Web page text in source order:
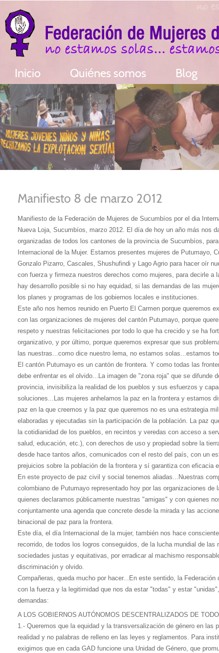
Inicio Quiénes somos Blog
Manifiesto 8 de marzo 2012
Manifiesto de la Federación de Mujeres de Sucumbíos por el dia
Nueva Loja, Sucumbíos, marzo 2012. El día de hoy un año más nos
organizadas de todos los cantones de la provincia de Sucumbíos,
Internacional de la Mujer. Estamos presentes mujeres de Putumayo,
Gonzalo Pizarro, Cascales, Shushufindi y Lago Agrio para hacer oír
con fuerza y firmeza nuestros derechos como mujeres, para decirle a
hay desarrollo posible si no hay equidad, si las demandas de las
los planes y programas de los gobiernos locales e instituciones.
Este año nos hemos reunido en Puerto El Carmen porque queremos
con las organizaciones de mujeres del cantón Putumayo, porque
respeto y nuestras felicitaciones por todo lo que ha crecido y se ha
organizativo, y por último, porque queremos expresar que sus
las nuestras...como dice nuestro lema, no estamos solas...estamos
El cantón Putumayo es un cantón de frontera. Y como todas las
debe enfrentar es el olvido...La imagen de "zona roja" que se difunde
provincia, invisibiliza la realidad de los pueblos y sus esfuerzos y
soluciones...Las mujeres anhelamos la paz en la frontera y estamos
paz en la que creemos y la paz que queremos no es una estrategia
elaboradas y ejecutadas sin la participación de la población. La paz
la cotidianidad de los pueblos, en recintos y veredas con acceso a
salud, educación, etc.), con derechos de uso y propiedad sobre la
desde hace tantos años, comunicados con el resto del país, con un
prejuicios sobre la población de la frontera y sí garantiza con eficacia
En este proyecto de paz civil y social tenemos aliadas...Nuestras
colombiano de Putumayo representado hoy por las organizaciones de
quienes declaramos públicamente nuestras "amigas" y con quienes
conjuntamente una agenda que concrete desde la mirada y las
binacional de paz para la frontera.
Este día, el día Internacional de la mujer, también nos hace
recorrido, de todos los logros conseguidos, de la lucha mundial de las
sociedades justas y equitativas, por erradicar al machismo
discriminación y olvido.
Compañeras, queda mucho por hacer...En este sentido, la
con la fuerza y la legitimidad que nos da estar "todas" y estar
demandas:
A LOS GOBIERNOS AUTÓNOMOS DESCENTRALIZADOS DE
1.- Queremos que la equidad y la transversalización de género en las
realidad y no palabras de relleno en las leyes y reglamentos. Para
exigimos que en cada GAD funcione una Unidad de Género, que